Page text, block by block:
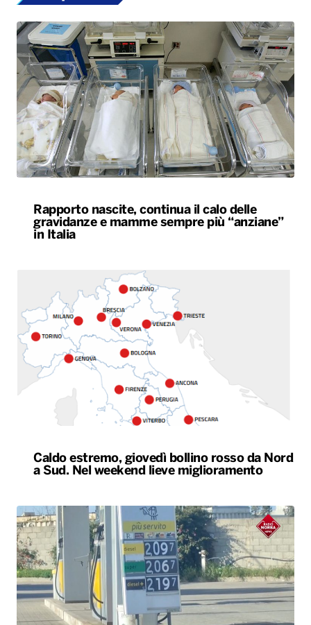
Rapporto nascite, continua il calo delle
gravidanze e mamme sempre più “anziane”
in Italia
Caldo estremo, giovedì bollino rosso da Nord
a Sud. Nel weekend lieve miglioramento